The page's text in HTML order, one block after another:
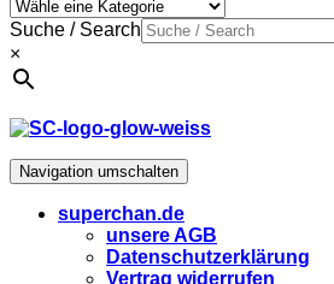
Suche / Search
×
Navigation umschalten
superchan.de
unsere AGB
Datenschutzerklärung
Vertrag widerrufen